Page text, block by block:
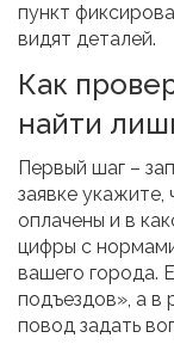
пункт
видят деталей.
Как
найти
Первый шаг –
заявке укажите,
оплачены и в
цифры с
вашего города.
подъездов», а в
повод задать